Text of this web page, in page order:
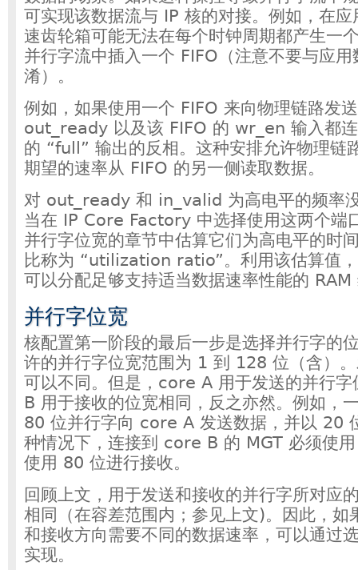
可实现该数据流与 IP 核的对接。例如，在
速齿轮箱可能无法在每个时钟周期都产生一
并行字流中插入一个 FIFO（注意不要与应
淆）。
例如，如果使用一个 FIFO 来向物理链路发
out_ready 以及该 FIFO 的 wr_en 输入都
的 “full” 输出的反相。这种安排允许物理链
期望的速率从 FIFO 的另一侧读取数据。
对 out_ready 和 in_valid 为高电平的频率
当在 IP Core Factory 中选择使用这两个端
并行字位宽的章节中估算它们为高电平的时
比称为 “utilization ratio”。利用该估算值
可以分配足够支持适当数据速率性能的 RAM
并行字位宽
核配置第一阶段的最后一步是选择并行字的
许的并行字位宽范围为 1 到 128 位（含）
可以不同。但是，core A 用于发送的并行
B 用于接收的位宽相同，反之亦然。例如，
80 位并行字向 core A 发送数据，并以 20
种情况下，连接到 core B 的 MGT 必须使
使用 80 位进行接收。
回顾上文，用于发送和接收的并行字所对应
相同（在容差范围内；参见上文)。因此，如
和接收方向需要不同的数据速率，可以通过
实现。